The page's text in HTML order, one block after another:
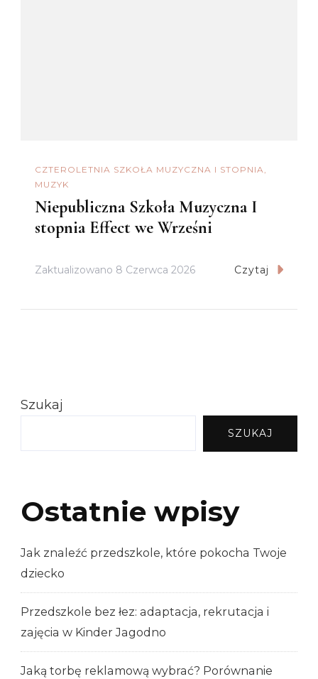
CZTEROLETNIA SZKOŁA MUZYCZNA I STOPNIA
MUZYK
Niepubliczna Szkoła Muzyczna I
stopnia Effect we Wrześni
Zaktualizowano 8 Czerwca 2026 Czytaj
Szukaj
SZUKAJ
Ostatnie wpisy
Jak znaleźć przedszkole, które pokocha Twoje
dziecko
Przedszkole bez łez: adaptacja, rekrutacja i
zajęcia w Kinder Jagodno
Jaką torbę reklamową wybrać? Porównanie